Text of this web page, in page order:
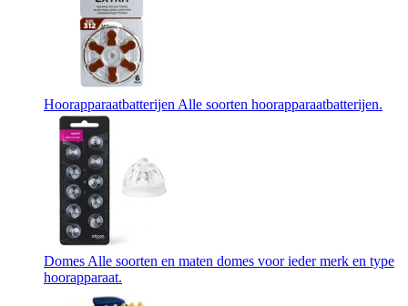
Hoorapparaatbatterijen Alle soorten hoorapparaatbatterijen.
Domes Alle soorten en maten domes voor ieder merk en type
hoorapparaat.